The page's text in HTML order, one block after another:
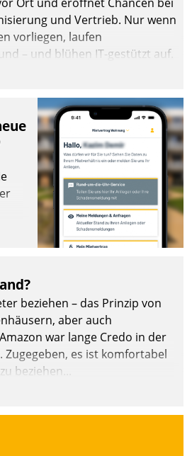
und Vertrieb. Nur wenn
vorliegen, laufen
– und blühen IT-gestützt auf.
beziehen – das Prinzip von
aber auch
war lange Credo in der
es ist komfortabel
beziehen...